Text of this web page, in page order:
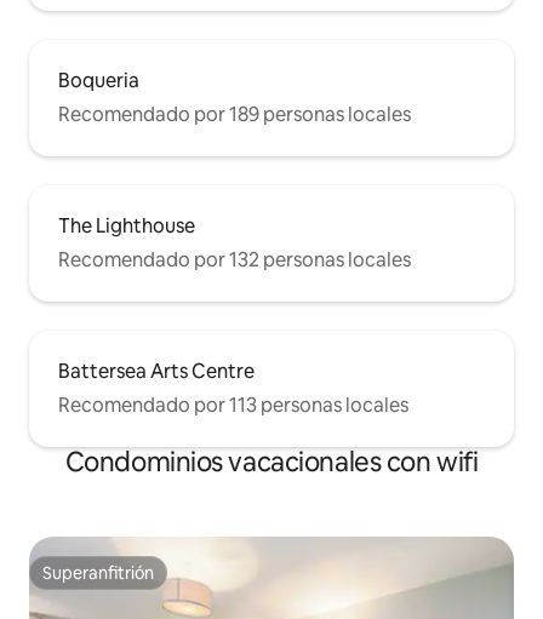
Boqueria
Recomendado por 189 personas locales
The Lighthouse
Recomendado por 132 personas locales
Battersea Arts Centre
Recomendado por 113 personas locales
Condominios vacacionales con wifi
Superanfitrión
Superanfitrión